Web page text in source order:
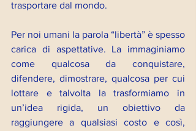
trasportare dal mondo.
Per noi umani la parola “libertà” è spesso
carica di aspettative. La immaginiamo
come qualcosa da conquistare,
difendere, dimostrare, qualcosa per cui
lottare e talvolta la trasformiamo in
un’idea rigida, un obiettivo da
raggiungere a qualsiasi costo e così,